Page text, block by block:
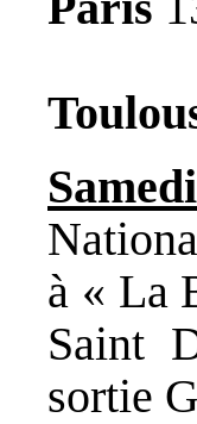
à « La
Saint
sortie